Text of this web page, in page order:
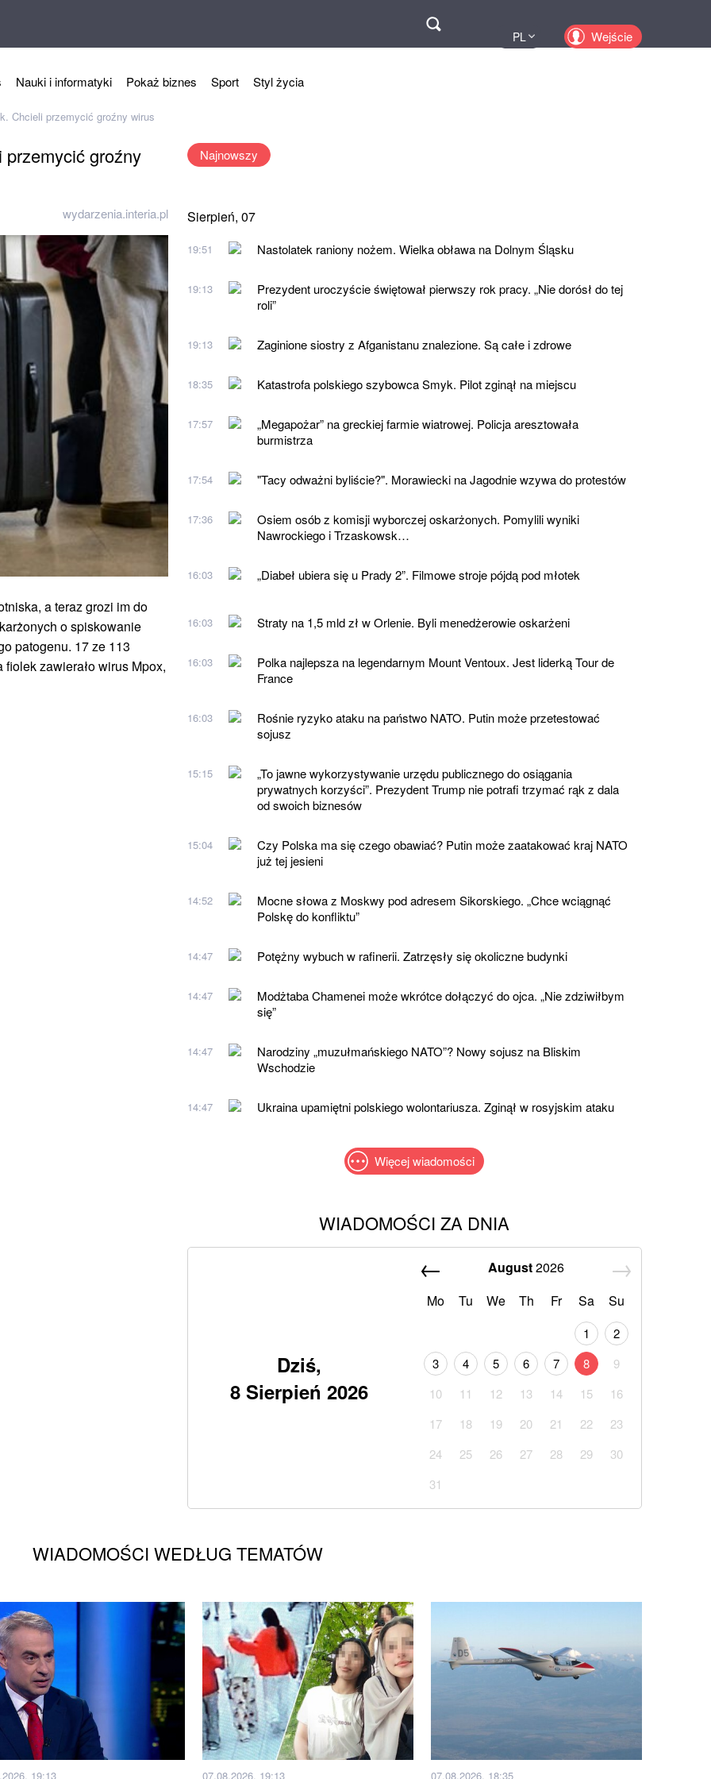
PL Wejście
Nauki i informatyki Pokaż biznes Sport Styl życia
Chcieli przemycić groźny wirus
groźny
wydarzenia.interia.pl
a teraz grozi im do
o spiskowanie
patogenu. 17 ze 113
zawierało wirus Mpox,
Najnowszy
Sierpień, 07
19:51 Nastolatek raniony nożem. Wielka obława na Dolnym Śląsku
19:13
Prezydent uroczyście świętował pierwszy rok pracy. „Nie dorósł do tej
roli”
19:13 Zaginione siostry z Afganistanu znalezione. Są całe i zdrowe
18:35 Katastrofa polskiego szybowca Smyk. Pilot zginął na miejscu
17:57
„Megapożar” na greckiej farmie wiatrowej. Policja aresztowała
burmistrza
17:54 "Tacy odważni byliście?". Morawiecki na Jagodnie wzywa do protestów
17:36
Osiem osób z komisji wyborczej oskarżonych. Pomylili wyniki
Nawrockiego i Trzaskowsk…
16:03 „Diabeł ubiera się u Prady 2”. Filmowe stroje pójdą pod młotek
16:03 Straty na 1,5 mld zł w Orlenie. Byli menedżerowie oskarżeni
16:03
Polka najlepsza na legendarnym Mount Ventoux. Jest liderką Tour de
France
16:03
Rośnie ryzyko ataku na państwo NATO. Putin może przetestować
sojusz
15:15
„To jawne wykorzystywanie urzędu publicznego do osiągania
prywatnych korzyści”. Prezydent Trump nie potrafi trzymać rąk z dala
od swoich biznesów
15:04
Czy Polska ma się czego obawiać? Putin może zaatakować kraj NATO
już tej jesieni
14:52
Mocne słowa z Moskwy pod adresem Sikorskiego. „Chce wciągnąć
Polskę do konfliktu”
14:47 Potężny wybuch w rafinerii. Zatrzęsły się okoliczne budynki
14:47
Modżtaba Chamenei może wkrótce dołączyć do ojca. „Nie zdziwiłbym
się”
14:47
Narodziny „muzułmańskiego NATO”? Nowy sojusz na Bliskim
Wschodzie
14:47 Ukraina upamiętni polskiego wolontariusza. Zginął w rosyjskim ataku
Więcej wiadomości
WIADOMOŚCI ZA DNIA
Dziś,
8 Sierpień 2026
August2026
Mo
Tu We Th Fr Sa Su
1
2
3
4 5 6 7 8
9
10
11 12 13 14 15
16
17
18 19 20 21 22
23
24
25 26 27 28 29
30
31
WIADOMOŚCI WEDŁUG TEMATÓW
19:13 07.08.2026, 19:13 07.08.2026, 18:35